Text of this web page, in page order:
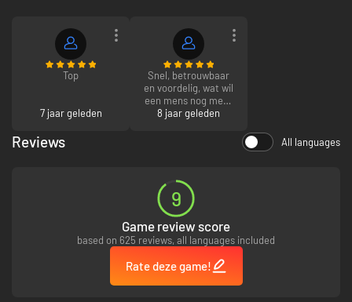
Top
7 jaar geleden
Snel, betrouwbaar
en voordelig, wat wil
een mens nog meer
;)
8 jaar geleden
Reviews All languages
9
Game review score
based on 625 reviews, all languages included
Rate deze game!